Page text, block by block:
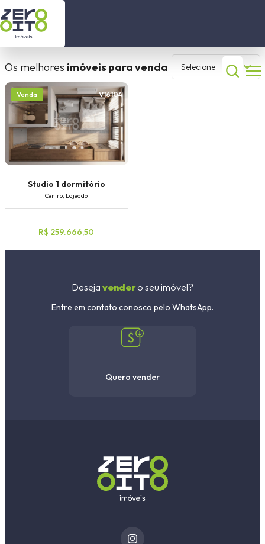
Imóveis a Venda
Imóveis para locação
Contato
(51) 99630 2446
Comprar Alugar
1 selecionado
Dormitórios
Faixa de valor
30.000,00até1.000.000,00 ou +
Os melhores imóveis para venda Selecione
Venda V16104
Studio 1 dormitório
Centro, Lajeado
R$ 259.666,50
Deseja vendero seu imóvel?
Entre em contato conosco pelo WhatsApp.
Quero vender